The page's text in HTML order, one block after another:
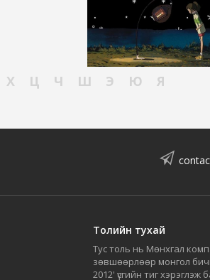
Х Ц Ч Ш Э Ю Я
Толийн тухай
Тус толь нь Мөнхгал
зөвшөөрлөөр монгол
2012' үсгийн тиг хэрэглэж